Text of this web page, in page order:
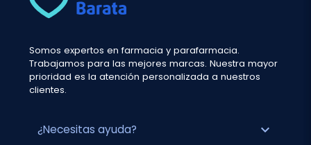
Somos expertos en farmacia y parafarmacia.
Trabajamos para las mejores marcas. Nuestra mayor
prioridad es la atención personalizada a nuestros
clientes.
¿Necesitas ayuda? expand_more